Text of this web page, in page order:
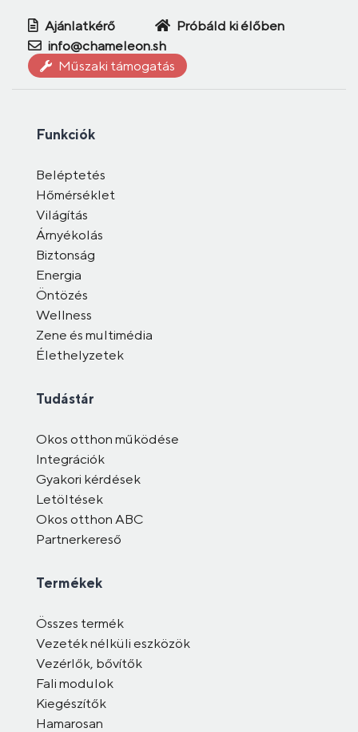
Ajánlatkérő
Próbáld ki élőben
info@chameleon.sh
Műszaki támogatás
Funkciók
Beléptetés
Hőmérséklet
Világítás
Árnyékolás
Biztonság
Energia
Öntözés
Wellness
Zene és multimédia
Élethelyzetek
Tudástár
Okos otthon működése
Integrációk
Gyakori kérdések
Letöltések
Okos otthon ABC
Partnerkereső
Termékek
Összes termék
Vezeték nélküli eszközök
Vezérlők, bővítők
Fali modulok
Kiegészítők
Hamarosan